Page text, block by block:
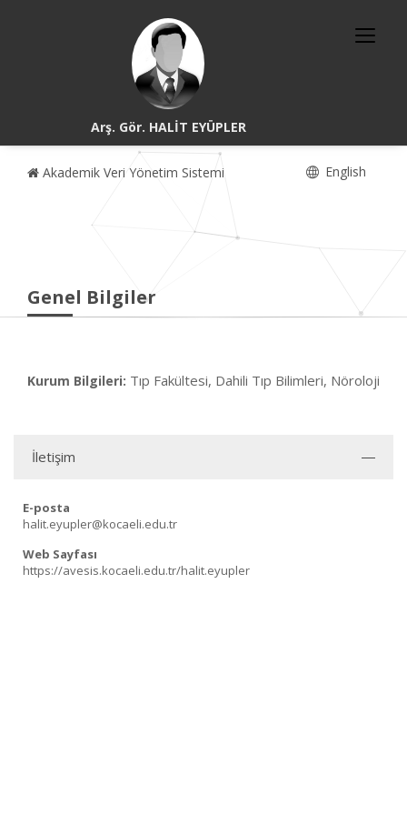
Arş. Gör. HALİT EYÜPLER
Akademik Veri Yönetim Sistemi English
Genel Bilgiler
Kurum Bilgileri: Tıp Fakültesi, Dahili Tıp Bilimleri, Nöroloji
İletişim
E-posta
halit.eyupler@kocaeli.edu.tr
Web Sayfası
https://avesis.kocaeli.edu.tr/halit.eyupler